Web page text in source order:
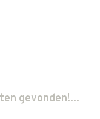
gevonden!...